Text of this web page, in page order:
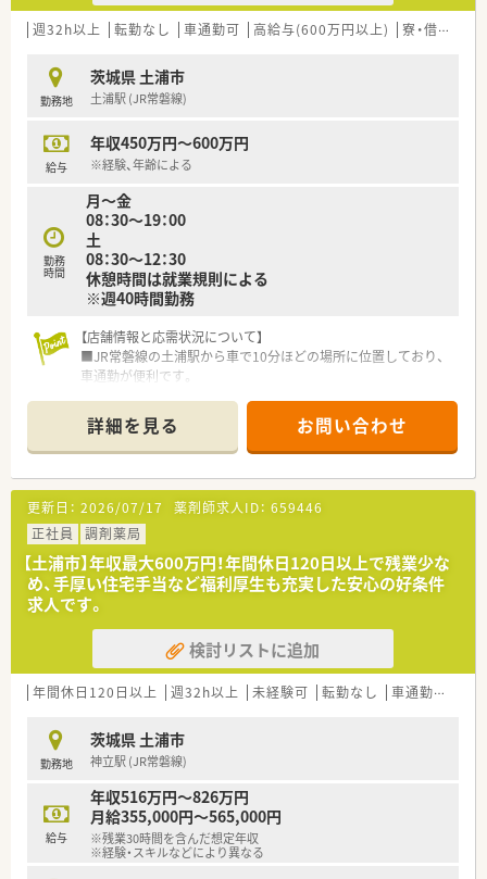
週32h以上 転勤なし 車通勤可 高給与(600万円以上) 寮・借上社宅あり
勤務地
茨城県 土浦市
土浦駅 (JR常磐線)
給与
年収450万円～600万円
※経験、年齢による
勤務
時間
月～金
08：30～19：00
土
08：30～12：30
休憩時間は就業規則による
※週40時間勤務
【店舗情報と応需状況について】
■JR常磐線の土浦駅から車で10分ほどの場所に位置しており、
車通勤が便利です。
ております。
■薬剤師は常時2～3名体制で、事務スタッフも常勤で3名在籍し
ています。
【法人特徴について】
■栃木県と茨城県で調剤薬局を17店舗運営している地域に密着
した法人です。
■在宅・介護事業との連携を軸として、患者様本位の地域医療を
目指します。
■健康サポート薬局の認定や、地域支援体制加算の算定を積極的
に推進ます。
【こんな取り組みをしています】
■本社に模擬薬局を併設しており、より実践的な研修を受けるこ
とができます。
します。
■医療機関の見学研修を実施しており、医師の視点を学ぶ機会が
あります
詳細を見る お問い合わせ
更新日： 2026/07/17 薬剤師求人ID： 659446
正社員
調剤薬局
【土浦市】年収最大600万円！年間休日120日以上で残業少な
め、手厚い住宅手当など福利厚生も充実した安心の好条件
求人です。
検討リストに追加
年間休日120日以上 週32h以上 未経験可 転勤なし 車通勤可
勤務地
茨城県 土浦市
神立駅 (JR常磐線)
給与
年収516万円～826万円
月給355,000円～565,000円
※残業30時間を含んだ想定年収
※経験・スキルなどにより異なる